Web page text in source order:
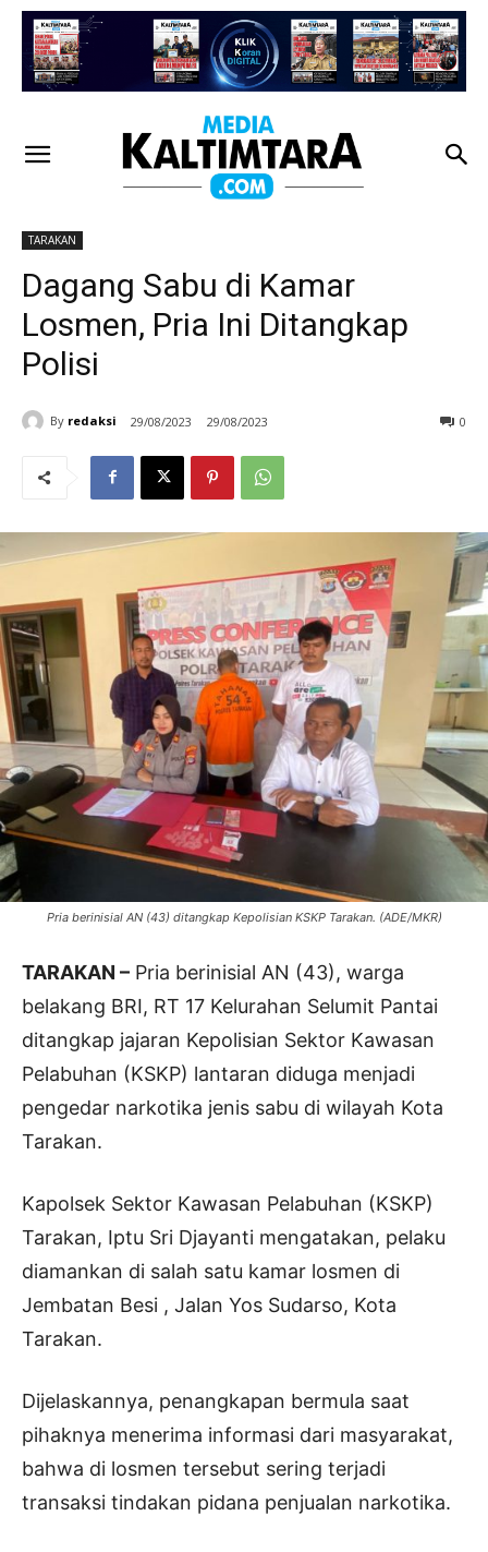
TARAKAN
Dagang Sabu di Kamar
Losmen, Pria Ini Ditangkap
Polisi
By redaksi 29/08/2023 29/08/2023 0
Pria berinisial AN (43) ditangkap Kepolisian KSKP Tarakan. (ADE/MKR)
TARAKAN – Pria berinisial AN (43), warga
belakang BRI, RT 17 Kelurahan Selumit Pantai
ditangkap jajaran Kepolisian Sektor Kawasan
Pelabuhan (KSKP) lantaran diduga menjadi
pengedar narkotika jenis sabu di wilayah Kota
Tarakan.
Kapolsek Sektor Kawasan Pelabuhan (KSKP)
Tarakan, Iptu Sri Djayanti mengatakan, pelaku
diamankan di salah satu kamar losmen di
Jembatan Besi , Jalan Yos Sudarso, Kota
Tarakan.
Dijelaskannya, penangkapan bermula saat
pihaknya menerima informasi dari masyarakat,
bahwa di losmen tersebut sering terjadi
transaksi tindakan pidana penjualan narkotika.